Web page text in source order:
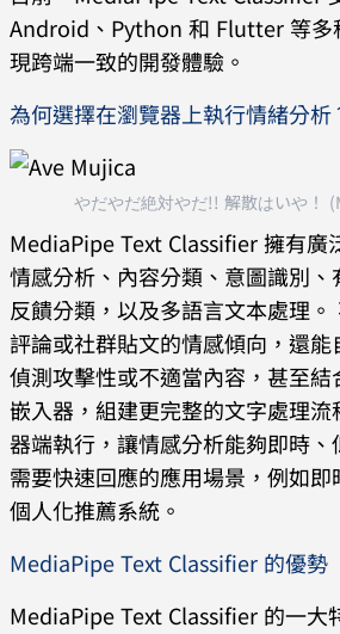
Android、Python 和 Flutter 等多
現跨端一致的開發體驗。
為何選擇在瀏覽器上執行情緒分析
やだやだ絶対やだ!! 解散はいや！
MediaPipe Text Classifier 擁有廣
情感分析、內容分類、意圖識別、
反饋分類，以及多語言文本處理。
評論或社群貼文的情感傾向，還能
偵測攻擊性或不適當內容，甚至
嵌入器，組建更完整的文字處理
器端執行，讓情感分析能夠即時
需要快速回應的應用場景，例如
個人化推薦系統。
MediaPipe Text Classifier 的優勢
MediaPipe Text Classifier 的一大